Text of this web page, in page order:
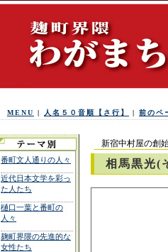
MENU | 人名５０音順【さ行】 | 前のペ
番町文人通りの人々
近代日本文学を彩っ
た人たち
樋口一葉と番町の
人々
麹町界隈の先進的な
女性たち
新宿中村屋の創
相馬黒光